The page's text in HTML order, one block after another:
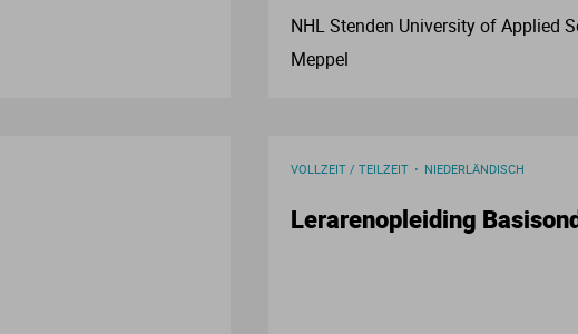
NHL Stenden University of Applied
Meppel
VOLLZEIT / TEILZEIT NIEDERLÄNDISCH
Lerarenopleiding